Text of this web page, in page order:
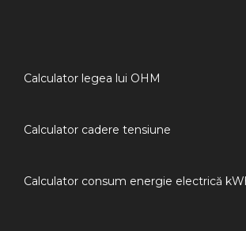
Calculator legea lui OHM
Calculator cadere tensiune
Calculator consum energie electrică